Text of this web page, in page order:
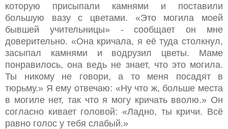
которую присыпали камнями и поставили
большую вазу с цветами. «Это могила моей
бывшей учительницы» - сообщает он мне
доверительно. «Она кричала, я её туда столкнул,
засыпал камнями и водрузил цветы. Маме
понравилось, она ведь не знает, что это могила.
Ты никому не говори, а то меня посадят в
тюрьму.» Я ему отвечаю: «Ну что ж, больше места
в могиле нет, так что я могу кричать вволю.» Он
согласно кивает головой: «Ладно, ты кричи. Всё
равно голос у тебя слабый.»